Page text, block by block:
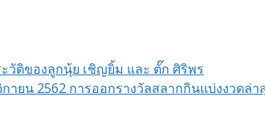
วัติของลูกนุ้ย เชิญยิ้ม และ ตั๊ก ศิริพร
ายน 2562 การออกรางวัลสลากกินแบ่งงวดล่า